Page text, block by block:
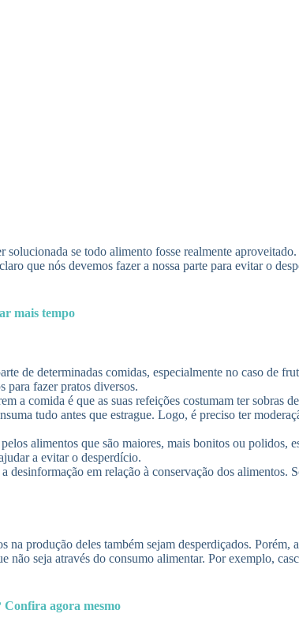
se todo alimento fosse realmente
que nós devemos fazer a nossa parte para evitar o
mais tempo
de determinadas comidas, especialmente no caso de
para fazer pratos diversos.
a comida é que as suas refeições costumam ter sobras
tudo antes que estrague. Logo, é preciso ter
alimentos que são maiores, mais bonitos ou polidos,
a evitar o desperdício.
desinformação em relação à conservação dos alimentos.
produção deles também sejam desperdiçados.
seja através do consumo alimentar. Por exemplo,
Confira agora mesmo